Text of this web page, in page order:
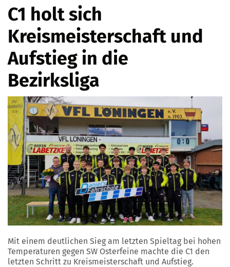
C1 holt sich
Kreismeisterschaft und
Aufstieg in die
Bezirksliga
Mit einem deutlichen Sieg am letzten Spieltag bei hohen
Temperaturen gegen SW Osterfeine machte die C1 den
letzten Schritt zu Kreismeisterschaft und Aufstieg.